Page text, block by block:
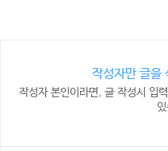
작성자만 글을
작성자 본인이라면, 글 작성시 입